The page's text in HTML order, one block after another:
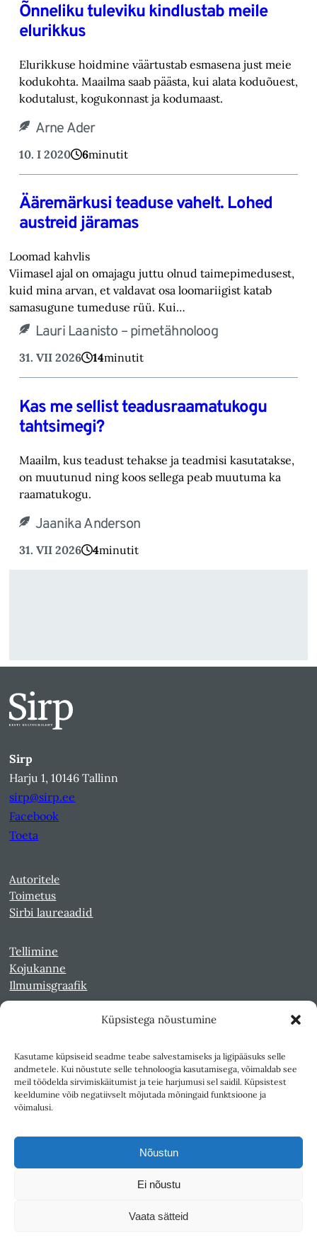
Küpsistega nõustumine
Kasutame küpsiseid seadme teabe salvestamiseks ja ligipääsuks selle
andmetele. Kui nõustute selle tehnoloogia kasutamisega, võimaldab see
meil töödelda sirvimiskäitumist ja teie harjumusi sel saidil. Küpsistest
keeldumine võib negatiivselt mõjutada mõningaid funktsioone ja
võimalusi.
Nõustun
Ei nõustu
Vaata sätteid
Õnneliku tuleviku kindlustab meile
elurikkus
Elurikkuse hoidmine väärtustab esmasena just meie
kodukohta. Maailma saab päästa, kui alata koduõuest,
kodutalust, kogukonnast ja kodumaast.
Arne Ader
10. I 2020 6minutit
Ääremärkusi teaduse vahelt. Lohed
austreid järamas
Loomad kahvlis
Viimasel ajal on omajagu juttu olnud taimepimedusest,
kuid mina arvan, et valdavat osa loomariigist katab
samasugune tumeduse rüü. Kui…
Lauri Laanisto – pimetähnoloog
31. VII 2026 14minutit
Kas me sellist teadusraamatukogu
tahtsimegi?
Maailm, kus teadust tehakse ja teadmisi kasutatakse,
on muutunud ning koos sellega peab muutuma ka
raamatukogu.
Jaanika Anderson
31. VII 2026 4minutit
Sirp
Harju 1, 10146 Tallinn
sirp@sirp.ee
Facebook
Toeta
Autoritele
Toimetus
Sirbi laureaadid
Tellimine
Kojukanne
Ilmumisgraafik
Kultuurileht 1994-1997
Reede 1989-1990
Sirp ja Vasar 1940-1989
Teksti- ja andmekaeve
Väljaandja SA Kultuurileht